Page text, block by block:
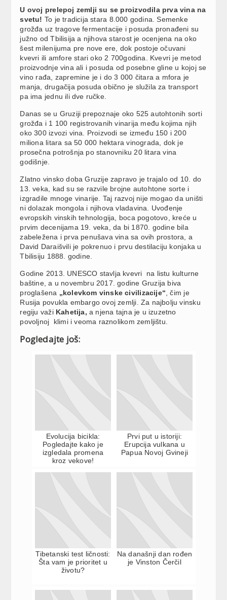
U ovoj prelepoj zemlji su se proizvodila prva vina na
svetu! To je tradicija stara 8.000 godina. Semenke
grožđa uz tragove fermentacije i posuda pronađeni su
južno od Tbilisija a njihova starost je ocenjena na oko
šest milenijuma pre nove ere, dok postoje očuvani
kvevri ili amfore stari oko 2 700godina. Kvevri je metod
proizvodnje vina ali i posuda od posebne gline u kojoj se
vino rađa, zapremine je i do 3 000 čitara a mfora je
manja, drugačija posuda obično je služila za transport
pa ima jednu ili dve ručke.
Danas se u Gruziji prepoznaje oko 525 autohtonih sorti
grožđa i 1 100 registrovanih vinarija među kojima njih
oko 300 izvozi vina. Proizvodi se između 150 i 200
miliona litara sa 50 000 hektara vinograda, dok je
prosečna potrošnja po stanovniku 20 litara vina
godišnje.
Zlatno vinsko doba Gruzije zapravo je trajalo od 10. do
13. veka, kad su se razvile brojne autohtone sorte i
izgradile mnoge vinarije. Taj razvoj nije mogao da uništi
ni dolazak mongola i njihova vladavina. Uvođenje
evropskih vinskih tehnologija, boca pogotovo, kreće u
prvim decenijama 19. veka, da bi 1870. godine bila
zabeležena i prva penušava vina sa ovih prostora, a
David Daraišvili je pokrenuo i prvu destilaciju konjaka u
Tbilisiju 1888. godine.
Godine 2013. UNESCO stavlja kvevri na listu kulturne
baštine, a u novembru 2017. godine Gruzija biva
proglašena „kolevkom vinske civilizacije“ , čim je
Rusija povukla embargo ovoj zemlji. Za najbolju vinsku
regiju važi Kahetija, a njena tajna je u izuzetno
povoljnoj klimi i veoma raznolikom zemljištu.
Pogledajte još:
Evolucija bicikla:
Pogledajte kako je
izgledala promena
kroz vekove!
Prvi put u istoriji:
Erupcija vulkana u
Papua Novoj Gvineji
Tibetanski test ličnosti:
Šta vam je prioritet u
životu?
Na današnji dan rođen
je Vinston Čerčil